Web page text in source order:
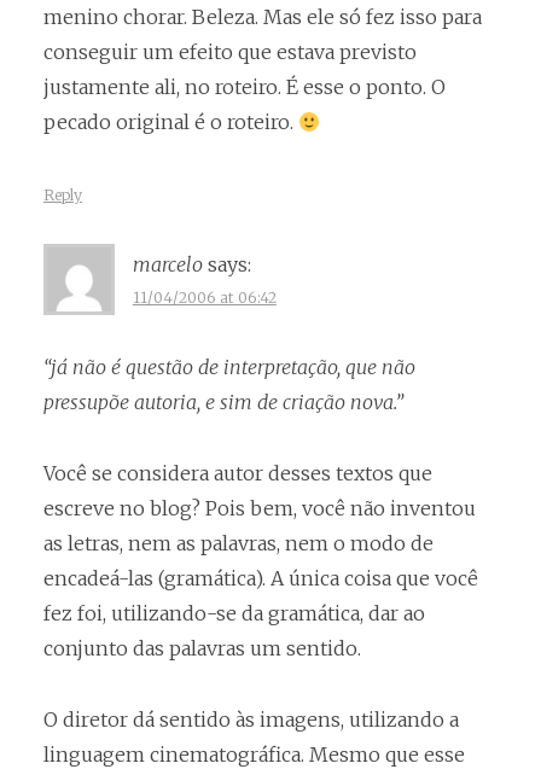
menino chorar. Beleza. Mas ele só fez isso para
conseguir um efeito que estava previsto
justamente ali, no roteiro. É esse o ponto. O
pecado original é o roteiro.
Reply
marcelo says:
11/04/2006 at 06:42
“já não é questão de interpretação, que não
pressupõe autoria, e sim de criação nova.”
Você se considera autor desses textos que
escreve no blog? Pois bem, você não inventou
as letras, nem as palavras, nem o modo de
encadeá-las (gramática). A única coisa que você
fez foi, utilizando-se da gramática, dar ao
conjunto das palavras um sentido.
O diretor dá sentido às imagens, utilizando a
linguagem cinematográfica. Mesmo que esse